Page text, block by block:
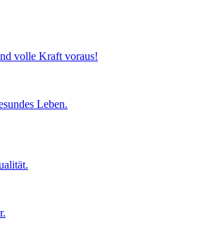
volle Kraft voraus!
Leben.